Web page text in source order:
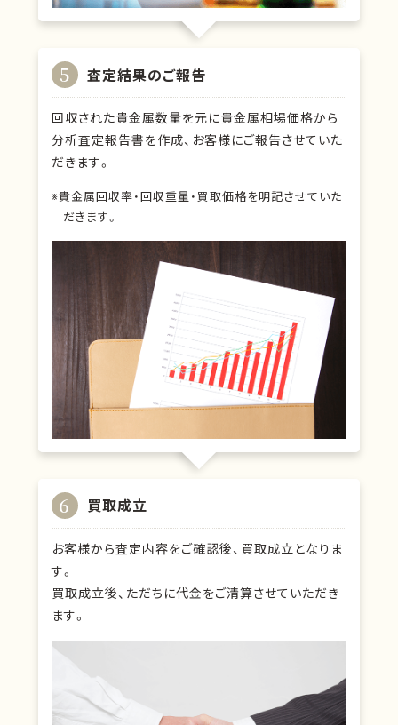
5 査定結果のご報告
回収された貴金属数量を元に貴金属相場価格から
分析査定報告書を作成、お客様にご報告させていた
だきます。
※貴金属回収率・回収重量・買取価格を明記させていた
だきます。
6 買取成立
お客様から査定内容をご確認後、買取成立となりま
す。
買取成立後、ただちに代金をご清算させていただき
ます。